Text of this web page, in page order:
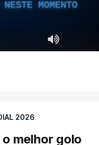
MOMENTO
2026
melhor golo